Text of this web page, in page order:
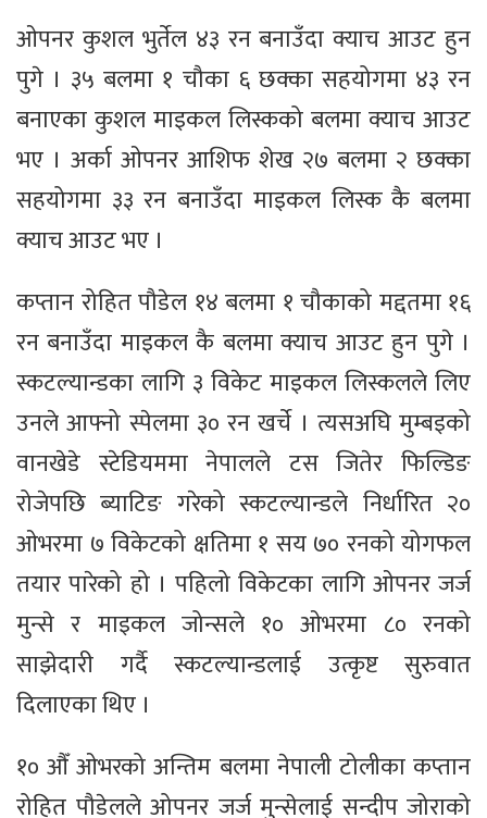
ओपनर कुशल भुर्तेल ४३ रन बनाउँदा क्याच आउट हुन
पुगे । ३५ बलमा १ चौका ६ छक्का सहयोगमा ४३ रन
बनाएका कुशल माइकल लिस्कको बलमा क्याच आउट
भए । अर्का ओपनर आशिफ शेख २७ बलमा २ छक्का
सहयोगमा ३३ रन बनाउँदा माइकल लिस्क कै बलमा
क्याच आउट भए ।
कप्तान रोहित पौडेल १४ बलमा १ चौकाको मद्दतमा १६
रन बनाउँदा माइकल कै बलमा क्याच आउट हुन पुगे ।
स्कटल्यान्डका लागि ३ विकेट माइकल लिस्कलले लिए
उनले आफ्नो स्पेलमा ३० रन खर्चे । त्यसअघि मुम्बइको
वानखेडे स्टेडियममा नेपालले टस जितेर फिल्डिङ
रोजेपछि ब्याटिङ गरेको स्कटल्यान्डले निर्धारित २०
ओभरमा ७ विकेटको क्षतिमा १ सय ७० रनको योगफल
तयार पारेको हो । पहिलो विकेटका लागि ओपनर जर्ज
मुन्से र माइकल जोन्सले १० ओभरमा ८० रनको
साझेदारी गर्दै स्कटल्यान्डलाई उत्कृष्ट सुरुवात
दिलाएका थिए ।
१० औँ ओभरको अन्तिम बलमा नेपाली टोलीका कप्तान
रोहित पौडेलले अ‍ोपनर जर्ज मुन्सेलाई सन्दीप जोराको